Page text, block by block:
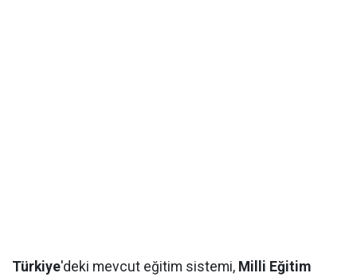
Türkiye'deki mevcut eğitim sistemi, Milli Eğitim